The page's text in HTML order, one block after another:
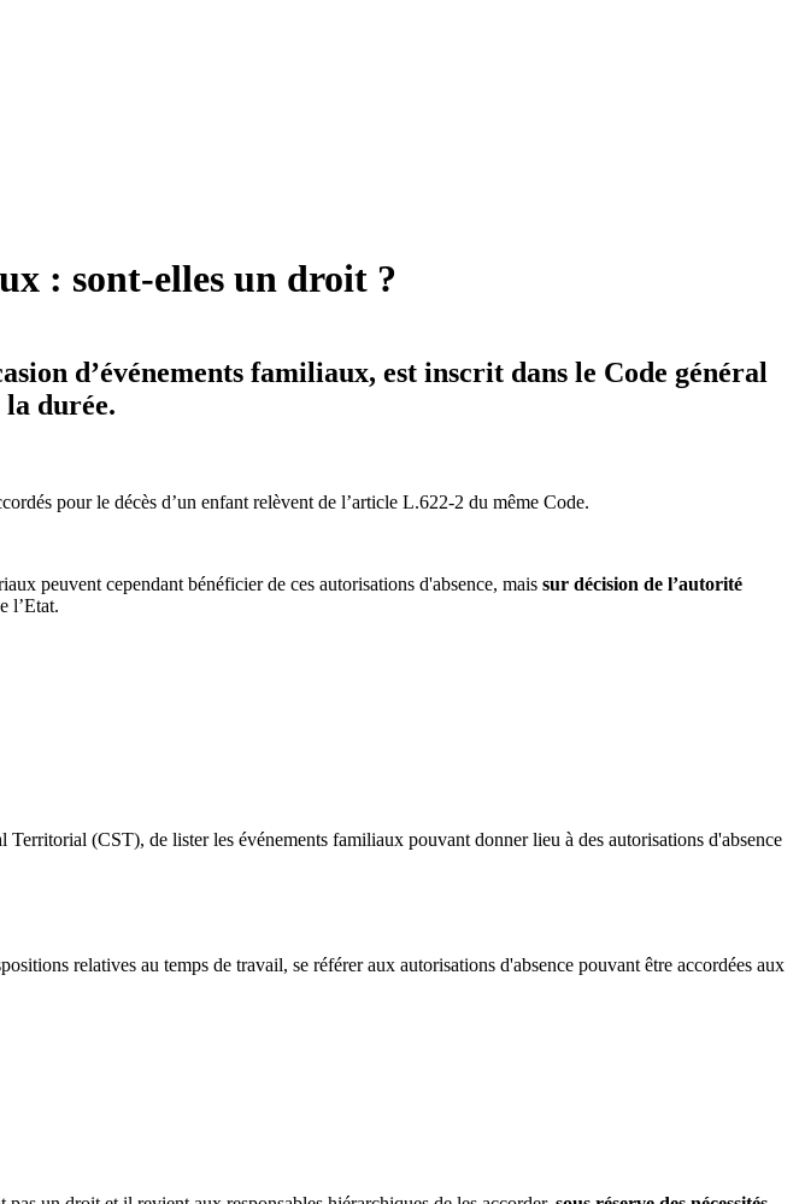
: sont-elles un droit ?
d’événements familiaux, est inscrit dans le Code général
durée.
pour le décès d’un enfant relèvent de l’article L.622-2 du même Code.
peuvent cependant bénéficier de ces autorisations d'absence, mais sur décision de l’autorité
l’Etat.
(CST), de lister les événements familiaux pouvant donner lieu à des autorisations d'absence
relatives au temps de travail, se référer aux autorisations d'absence pouvant être accordées aux